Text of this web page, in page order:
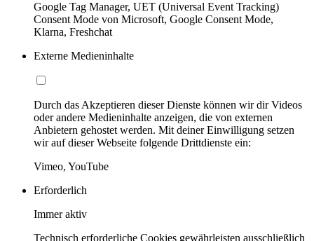
Google Tag Manager, UET (Universal Event Tracking)
Consent Mode von Microsoft, Google Consent Mode,
Klarna, Freshchat
Externe Medieninhalte
Durch das Akzeptieren dieser Dienste können wir dir Videos
oder andere Medieninhalte anzeigen, die von externen
Anbietern gehostet werden. Mit deiner Einwilligung setzen
wir auf dieser Webseite folgende Drittdienste ein:
Vimeo, YouTube
Erforderlich
Immer aktiv
Technisch erforderliche Cookies gewährleisten ausschließlich